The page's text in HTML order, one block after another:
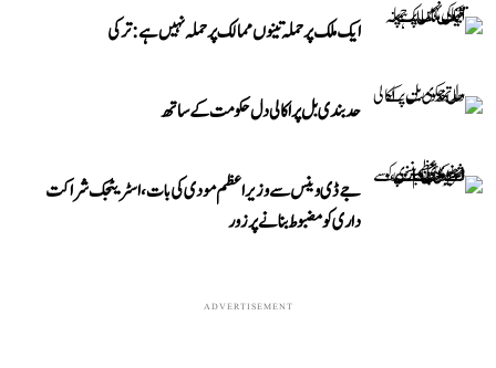
ایک ملک پر حملہ تینوں ممالک پر حملہ نہیں ہے: ترکی
حد بندی بل پر اکالی دل حکومت کے ساتھ
جے ڈی وینس سے وزیر اعظم مودی کی بات، اسٹریٹجک شراکت
داری کو مضبوط بنانے پر زور
ADVERTISEMENT